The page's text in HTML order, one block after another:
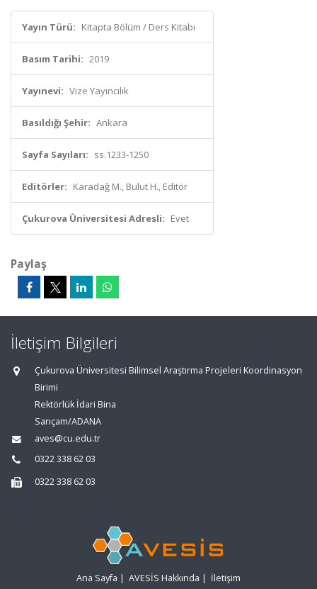
Yayın Türü: Kitapta Bölüm / Ders Kitabı
Basım Tarihi: 2019
Yayınevi: Vize Yayıncılık
Basıldığı Şehir: Ankara
Sayfa Sayıları: ss.1233-1250
Editörler: Karadağ M., Bulut H., Editör
Çukurova Üniversitesi Adresli: Evet
Paylaş
İletişim Bilgileri
Çukurova Üniversitesi Bilimsel Araştırma Projeleri Koordinasyon
Birimi
Rektörlük İdari Bina
Sarıçam/ADANA
aves@cu.edu.tr
0322 338 62 03
0322 338 62 03
Ana Sayfa | AVESİS Hakkında | İletişim